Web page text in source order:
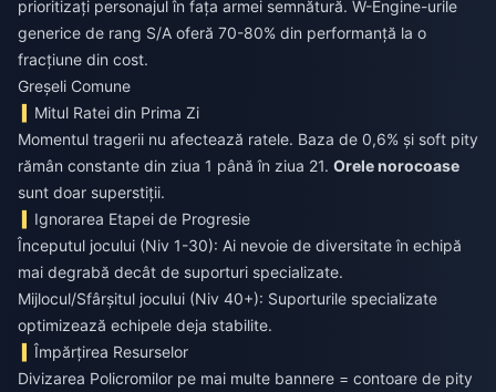
prioritizați personajul în fața armei semnătură. W-Engine-urile
generice de rang S/A oferă 70-80% din performanță la o
fracțiune din cost.
Greșeli Comune
Mitul Ratei din Prima Zi
Momentul tragerii nu afectează ratele. Baza de 0,6% și soft pity
rămân constante din ziua 1 până în ziua 21. Orele norocoase
sunt doar superstiții.
Ignorarea Etapei de Progresie
Începutul jocului (Niv 1-30): Ai nevoie de diversitate în echipă
mai degrabă decât de suporturi specializate.
Mijlocul/Sfârșitul jocului (Niv 40+): Suporturile specializate
optimizează echipele deja stabilite.
Împărțirea Resurselor
Divizarea Policromilor pe mai multe bannere = contoare de pity